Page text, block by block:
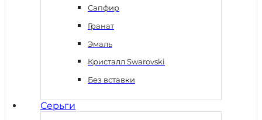
Сапфир
Гранат
Эмаль
Кристалл Swarovski
Без вставки
Серьги